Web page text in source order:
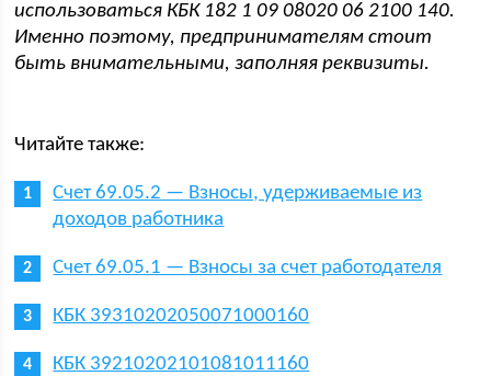
использоваться КБК 182 1 09 08020 06 2100 140.
Именно поэтому, предпринимателям стоит
быть внимательными, заполняя реквизиты.
Читайте также:
Счет 69.05.2 — Взносы, удерживаемые из
доходов работника
Счет 69.05.1 — Взносы за счет работодателя
КБК 39310202050071000160
КБК 39210202101081011160